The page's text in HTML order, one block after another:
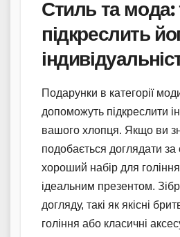
Стиль та
підкреслить
Подарунки в категорії
допоможуть підкреслити
вашого хлопця. Якщо ви
подобається доглядати
хороший набір для
ідеальним презентом.
догляду, такі як якісні
гоління або класичні